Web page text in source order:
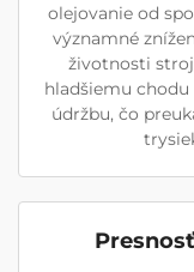
olejovanie od
významné
životnosti
hladšiemu
údržbu, čo